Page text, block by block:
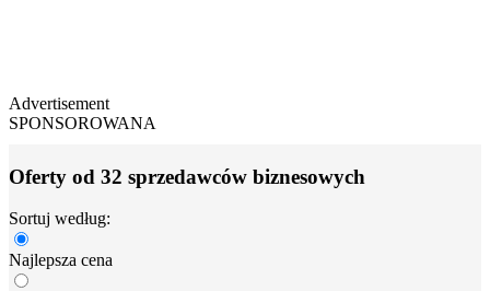
Advertisement
SPONSOROWANA
Oferty od 32 sprzedawców biznesowych
Sortuj według:
Najlepsza cena